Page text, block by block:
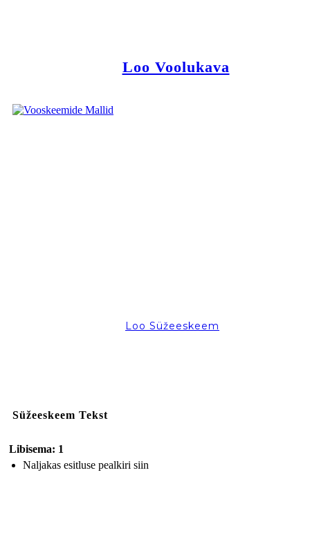
Loo Voolukava
Loo Süžeeskeem
Süžeeskeem Tekst
Libisema: 1
Naljakas esitluse pealkiri siin